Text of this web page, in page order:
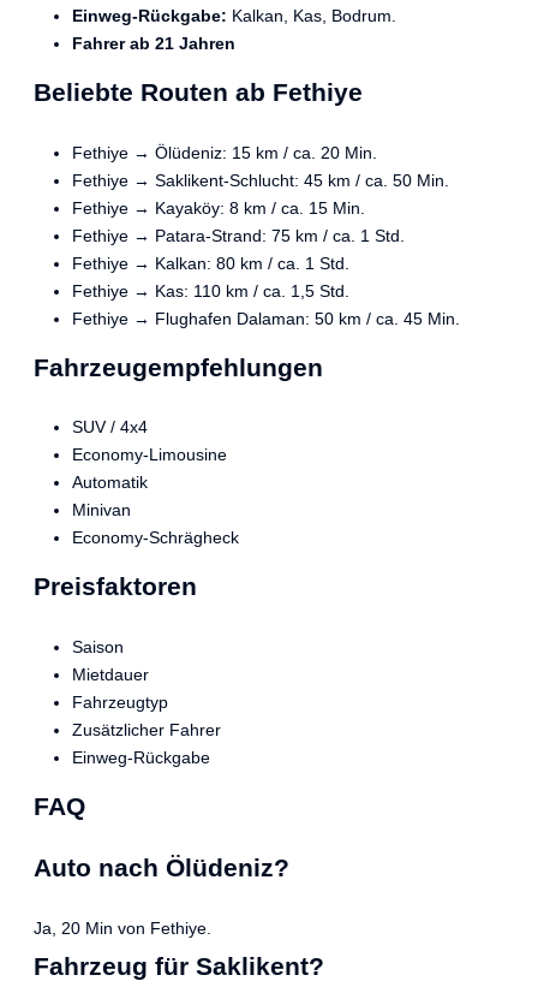
Einweg-Rückgabe: Kalkan, Kas, Bodrum.
Fahrer ab 21 Jahren
Beliebte Routen ab Fethiye
Fethiye → Ölüdeniz: 15 km / ca. 20 Min.
Fethiye → Saklikent-Schlucht: 45 km / ca. 50 Min.
Fethiye → Kayaköy: 8 km / ca. 15 Min.
Fethiye → Patara-Strand: 75 km / ca. 1 Std.
Fethiye → Kalkan: 80 km / ca. 1 Std.
Fethiye → Kas: 110 km / ca. 1,5 Std.
Fethiye → Flughafen Dalaman: 50 km / ca. 45 Min.
Fahrzeugempfehlungen
SUV / 4x4
Economy-Limousine
Automatik
Minivan
Economy-Schrägheck
Preisfaktoren
Saison
Mietdauer
Fahrzeugtyp
Zusätzlicher Fahrer
Einweg-Rückgabe
FAQ
Auto nach Ölüdeniz?
Ja, 20 Min von Fethiye.
Fahrzeug für Saklikent?